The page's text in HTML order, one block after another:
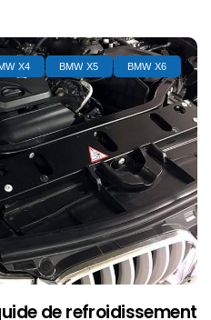
X4 BMW X5 BMW X6
de refroidissement